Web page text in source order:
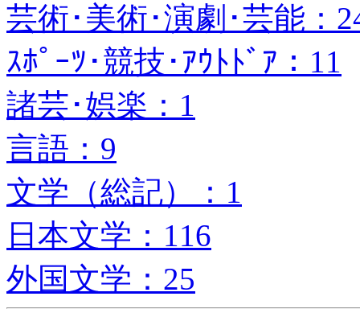
芸術･美術･演劇･芸能：
ｽﾎﾟｰﾂ･競技･ｱｳﾄﾄﾞｱ：11
諸芸･娯楽：1
言語：9
文学（総記）：1
日本文学：116
外国文学：25